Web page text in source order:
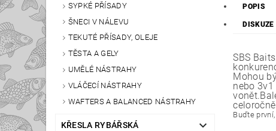
SYPKÉ PŘÍSADY
ŠNECI V NÁLEVU
TEKUTÉ PŘÍSADY, OLEJE
TĚSTA A GELY
UMĚLÉ NÁSTRAHY
VLÁČECÍ NÁSTRAHY
WAFTERS A BALANCED NÁSTRAHY
KŘESLA RYBÁŘSKÁ
POPIS
DISKUZE
SBS
Mohou
nebo
Buďte